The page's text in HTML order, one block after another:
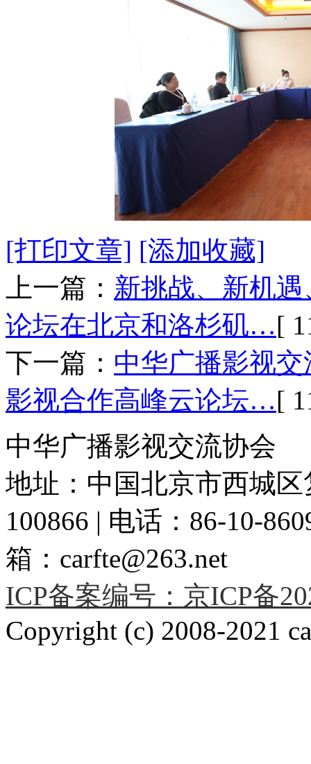
[打印文章] [添加收藏]
上一篇： 新挑战、新机
论坛在北京和洛杉矶…[
下一篇： 中华广播影视
影视合作高峰云论坛…[
中华广播影视交流协会
地址：中国北京市西城
100866 | 电话：86-10-
箱：carfte@263.net
ICP备案编号：京ICP备
Copyright (c) 2008-2021